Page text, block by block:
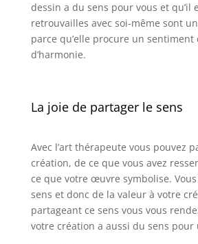
dessin a du sens pour vous et qu’il
retrouvailles avec soi-même sont
parce qu’elle procure un sentiment
d’harmonie.
La joie de partager le sens
Avec l’art thérapeute vous pouvez
création, de ce que vous avez
ce que votre œuvre symbolise.
sens et donc de la valeur à votre
partageant ce sens vous vous
votre création a aussi du sens pour